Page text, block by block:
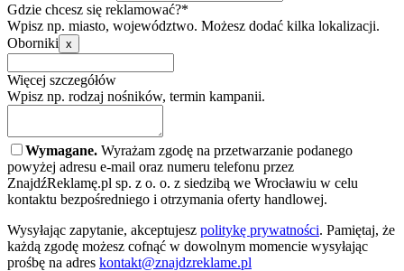
Gdzie chcesz się reklamować?*
Wpisz np. miasto, województwo. Możesz dodać kilka lokalizacji.
Oborniki x
Więcej szczegółów
Wpisz np. rodzaj nośników, termin kampanii.
Wymagane. Wyrażam zgodę na przetwarzanie podanego
powyżej adresu e-mail oraz numeru telefonu przez
ZnajdźReklamę.pl sp. z o. o. z siedzibą we Wrocławiu w celu
kontaktu bezpośredniego i otrzymania oferty handlowej.
Wysyłając zapytanie, akceptujesz politykę prywatności. Pamiętaj, że
każdą zgodę możesz cofnąć w dowolnym momencie wysyłając
prośbę na adres kontakt@znajdzreklame.pl